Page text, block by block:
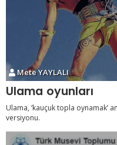
Mete YAYLALI
Ulama oyunları
Ulama, ‘kauçuk topla oynamak’
versiyonu.